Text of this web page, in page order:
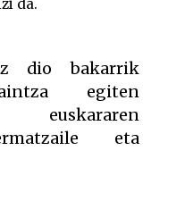
da.
dio bakarrik
egiten
eta